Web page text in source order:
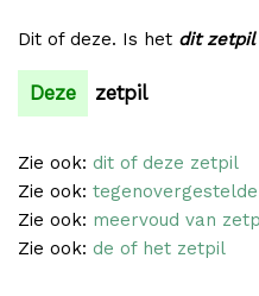
Dit of deze. Is het dit zetpil
Deze zetpil
Zie ook: dit of deze zetpil
Zie ook:
Zie ook: meervoud van
Zie ook: de of het zetpil